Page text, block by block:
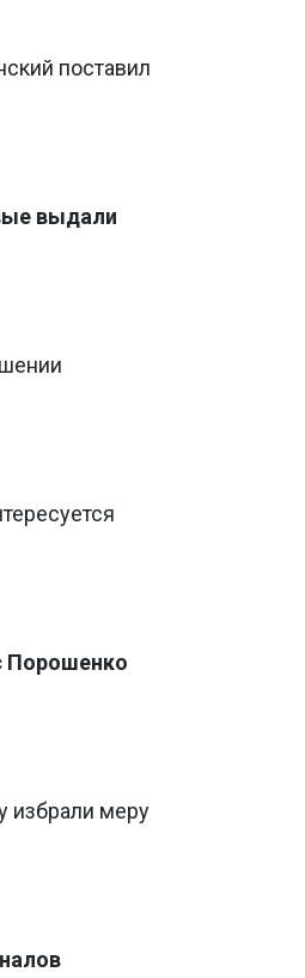
поставил
выдали
Порошенко
избрали меру